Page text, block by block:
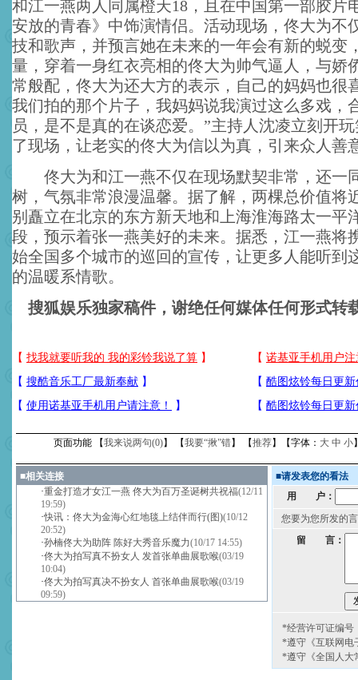
和江一燕两人同属橙天18，且在中国第一部胶片
安放的青春》中饰演情侣。活动现场，佟大为不
技和歌声，并预言她在未来的一年会有新的蜕变
量，穿着一身红衣亮相的佟大为帅气逼人，与娇
常般配，佟大为还大方的表示，自己的妈妈也很
我们拍的那个片子，我妈妈说我演过这么多戏，
员，是不是真的在谈恋爱。”主持人沈凌立刻开
了现场，让老实的佟大为信以为真，引来众人善
佟大为和江一燕不仅在现场默契非常，还一
树，气氛非常浪漫温馨。据了解，两棵总价值将
别矗立在北京的东方新天地和上海淮海路太一平
段，预示着张一燕美好的未来。据悉，江一燕将
始全国多个城市的巡回的宣传，让更多人能听到
的温暖系情歌。
搜狐娱乐独家稿件，谢绝任何媒体任何形式转
页面功能 【我来说两句(0)】 【我要“揪”错】 【推荐】【字体： 大 中 小
■相关连接
·重金打造才女江一燕 佟大为百万圣诞树共祝福(12/11
19:59)
·快讯：佟大为金海心红地毯上结伴而行(图)(10/12
20:52)
·孙楠佟大为助阵 陈好大秀音乐魔力(10/17 14:55)
·佟大为拍写真不扮女人 发首张单曲展歌喉(03/19
10:04)
·佟大为拍写真决不扮女人 首张单曲展歌喉(03/19
09:59)
■请发表您的看法
用 户：
您要为您所发的
留 言：
*经营许可证编号
*遵守《互联网电
*遵守《全国人大